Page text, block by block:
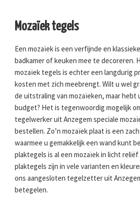
Mozaïek tegels
Een mozaïek is een verfijnde en
badkamer of keuken mee te decoreren.
mozaïek tegels is echter een langdurig
kosten met zich meebrengt. Wilt u wel
de uitstraling van mozaïeken, maar hebt
budget? Het is tegenwoordig mogelijk
tegelwerker uit Anzegem speciale
bestellen. Zo’n mozaïek plaat is een
waarmee u gemakkelijk een wand kunt
plaktegels is al een mozaïek in licht
plaktegels zijn in vele varianten en
ons aangesloten tegelzetter uit
betegelen.